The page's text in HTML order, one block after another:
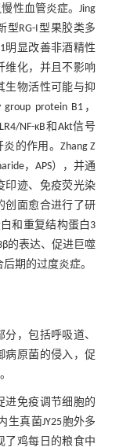
慢性血管炎症。Jing
型RG-I型果胶类多
明显改善非酒精性
维化，并且不影响
生物活性可能与抑
protein B1，
NF-κB和Akt信号
的作用。Zhang Z
，APS），并通
印迹、免疫荧光染
创面愈合进行了研
和重复结构蛋白3
的表达、促进巨噬
期的过度炎症。
，包括呼吸道、
病原菌的侵入，促
进免疫调节细胞的
生真菌JY25胞外多
了鸡每日的粮食中